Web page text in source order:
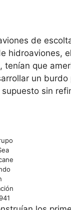
de
hidroaviones,
que
un
sin